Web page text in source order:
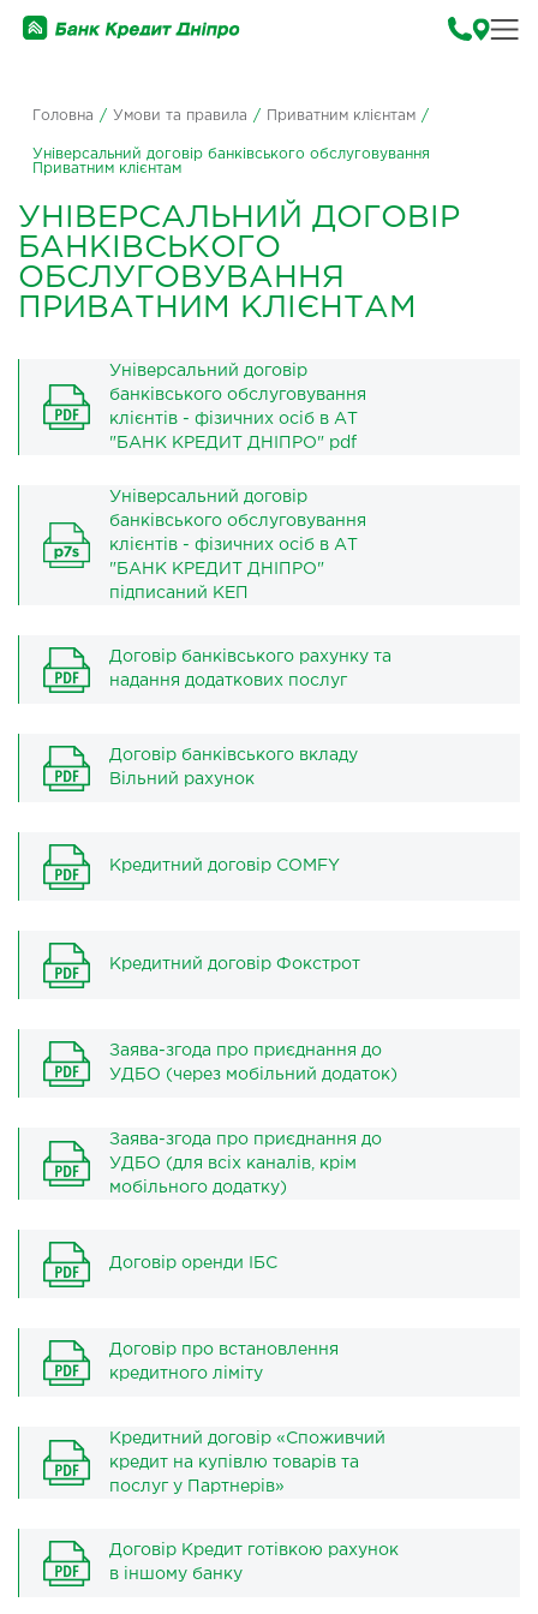
Головна / Умови та правила / Приватним клієнтам /
Універсальний договір банківського обслуговування
Приватним клієнтам
УНІВЕРСАЛЬНИЙ ДОГОВІР
БАНКІВСЬКОГО
ОБСЛУГОВУВАННЯ
ПРИВАТНИМ КЛІЄНТАМ
Універсальний договір
банківського обслуговування
клієнтів - фізичних осіб в АТ
"БАНК КРЕДИТ ДНІПРО" pdf
Універсальний договір
банківського обслуговування
клієнтів - фізичних осіб в АТ
"БАНК КРЕДИТ ДНІПРО"
підписаний КЕП
Договір банківського рахунку та
надання додаткових послуг
Договір банківського вкладу
Вільний рахунок
Кредитний договір COMFY
Кредитний договір Фокстрот
Заява-згода про приєднання до
УДБО (через мобільний додаток)
Заява-згода про приєднання до
УДБО (для всіх каналів, крім
мобільного додатку)
Договір оренди ІБС
Договір про встановлення
кредитного ліміту
Кредитний договір «Споживчий
кредит на купівлю товарів та
послуг у Партнерів»
Договір Кредит готівкою рахунок
в іншому банку